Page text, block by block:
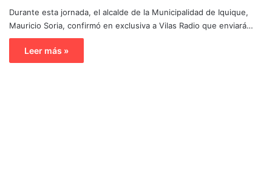
Durante esta jornada, el alcalde de la Municipalidad de Iquique,
Mauricio Soria, confirmó en exclusiva a Vilas Radio que enviará…
Leer más »